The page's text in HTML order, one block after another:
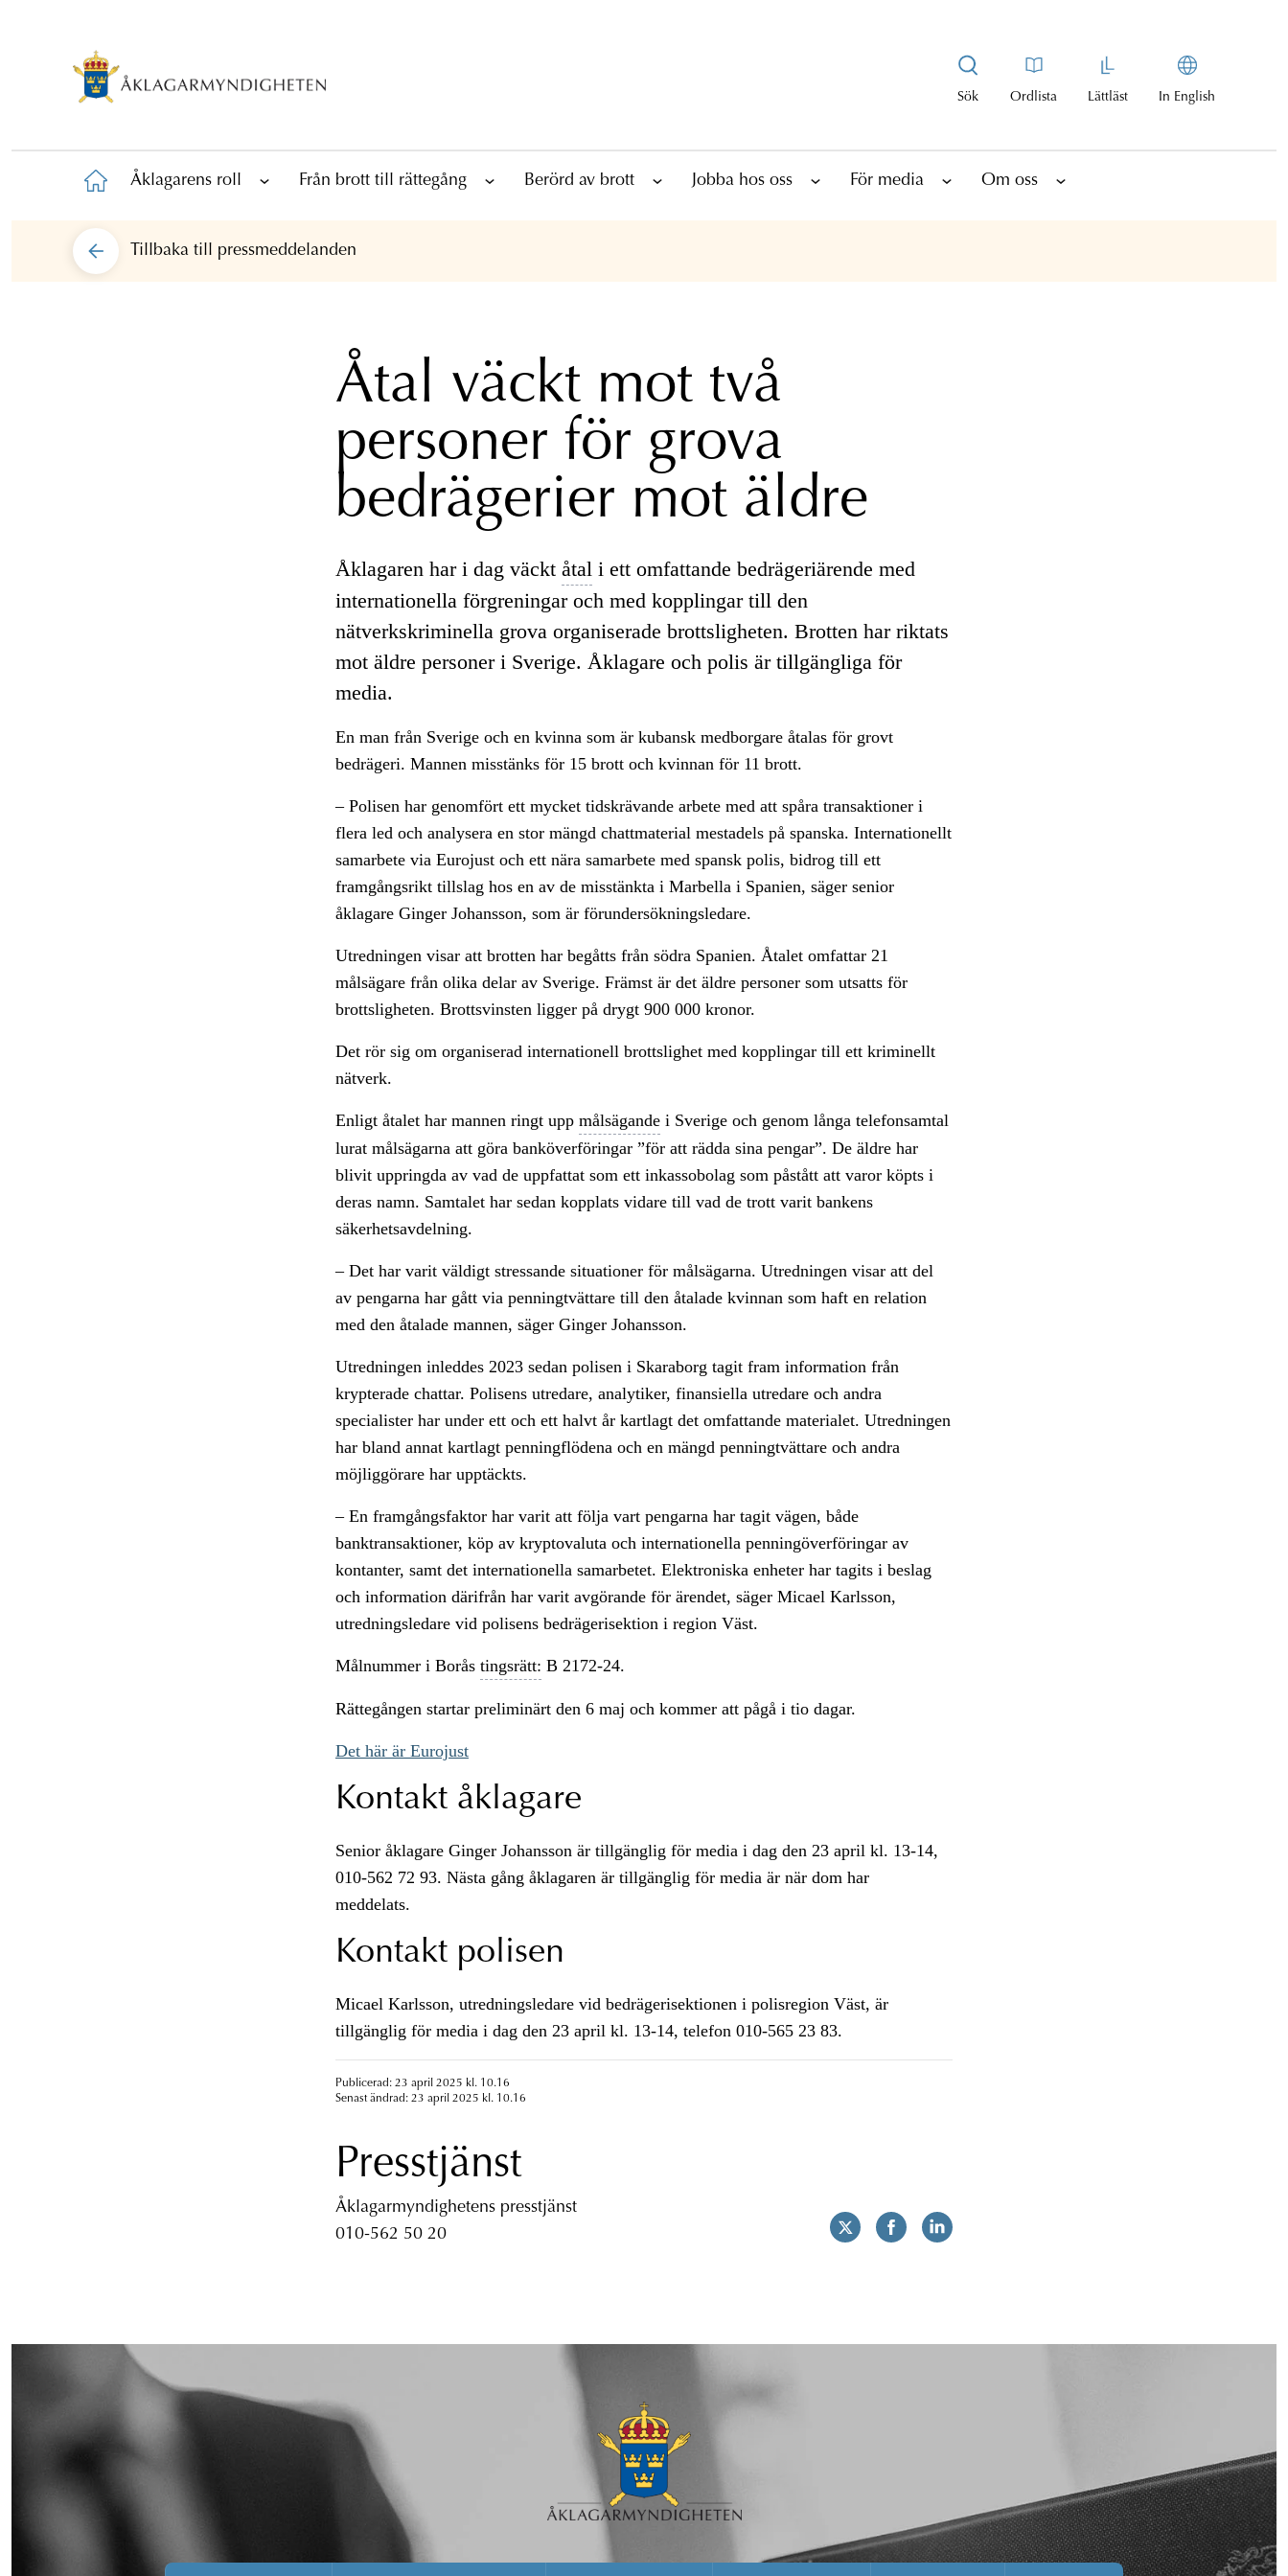
Sök Ordlista Lättläst In English
Åklagarens roll Från brott till rättegång Berörd av brott Jobba hos oss För media Om oss
Tillbaka till pressmeddelanden
Åtal väckt mot två
personer för grova
bedrägerier mot äldre
Åklagaren har i dag väckt åtal i ett omfattande bedrägeriärende med
internationella förgreningar och med kopplingar till den
nätverkskriminella grova organiserade brottsligheten. Brotten har riktats
mot äldre personer i Sverige. Åklagare och polis är tillgängliga för
media.
En man från Sverige och en kvinna som är kubansk medborgare åtalas för grovt
bedrägeri. Mannen misstänks för 15 brott och kvinnan för 11 brott.
– Polisen har genomfört ett mycket tidskrävande arbete med att spåra transaktioner i
flera led och analysera en stor mängd chattmaterial mestadels på spanska. Internationellt
samarbete via Eurojust och ett nära samarbete med spansk polis, bidrog till ett
framgångsrikt tillslag hos en av de misstänkta i Marbella i Spanien, säger senior
åklagare Ginger Johansson, som är förundersökningsledare.
Utredningen visar att brotten har begåtts från södra Spanien. Åtalet omfattar 21
målsägare från olika delar av Sverige. Främst är det äldre personer som utsatts för
brottsligheten. Brottsvinsten ligger på drygt 900 000 kronor.
Det rör sig om organiserad internationell brottslighet med kopplingar till ett kriminellt
nätverk.
Enligt åtalet har mannen ringt upp målsägandei Sverige och genom långa telefonsamtal
lurat målsägarna att göra banköverföringar ”för att rädda sina pengar”. De äldre har
blivit uppringda av vad de uppfattat som ett inkassobolag som påstått att varor köpts i
deras namn. Samtalet har sedan kopplats vidare till vad de trott varit bankens
säkerhetsavdelning.
– Det har varit väldigt stressande situationer för målsägarna. Utredningen visar att del
av pengarna har gått via penningtvättare till den åtalade kvinnan som haft en relation
med den åtalade mannen, säger Ginger Johansson.
Utredningen inleddes 2023 sedan polisen i Skaraborg tagit fram information från
krypterade chattar. Polisens utredare, analytiker, finansiella utredare och andra
specialister har under ett och ett halvt år kartlagt det omfattande materialet. Utredningen
har bland annat kartlagt penningflödena och en mängd penningtvättare och andra
möjliggörare har upptäckts.
– En framgångsfaktor har varit att följa vart pengarna har tagit vägen, både
banktransaktioner, köp av kryptovaluta och internationella penningöverföringar av
kontanter, samt det internationella samarbetet. Elektroniska enheter har tagits i beslag
och information därifrån har varit avgörande för ärendet, säger Micael Karlsson,
utredningsledare vid polisens bedrägerisektion i region Väst.
Målnummer i Borås tingsrätt: B 2172-24.
Rättegången startar preliminärt den 6 maj och kommer att pågå i tio dagar.
Det här är Eurojust
Kontakt åklagare
Senior åklagare Ginger Johansson är tillgänglig för media i dag den 23 april kl. 13-14,
010-562 72 93. Nästa gång åklagaren är tillgänglig för media är när dom har
meddelats.
Kontakt polisen
Micael Karlsson, utredningsledare vid bedrägerisektionen i polisregion Väst, är
tillgänglig för media i dag den 23 april kl. 13-14, telefon 010-565 23 83.
Publicerad: 23 april 2025 kl. 10.16
Senast ändrad: 23 april 2025 kl. 10.16
Presstjänst
Åklagarmyndighetens presstjänst
010-562 50 20